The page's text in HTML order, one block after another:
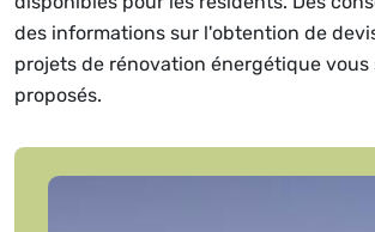
des informations sur l'obtention de
projets de rénovation énergétique
proposés.